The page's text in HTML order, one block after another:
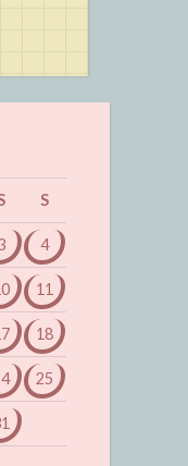
S
4
11
18
25